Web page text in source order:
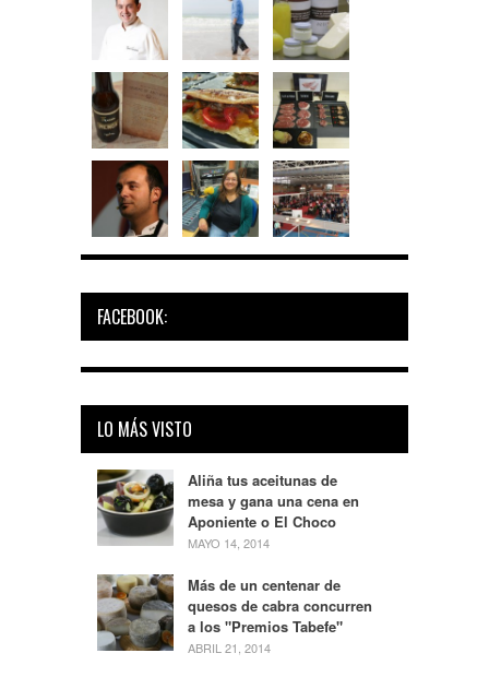
FACEBOOK:
LO MÁS VISTO
Aliña tus aceitunas de
mesa y gana una cena en
Aponiente o El Choco
MAYO 14, 2014
Más de un centenar de
quesos de cabra concurren
a los "Premios Tabefe"
ABRIL 21, 2014